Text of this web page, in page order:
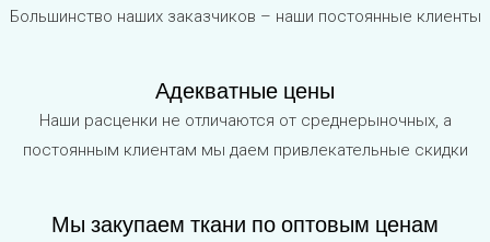
Большинство наших заказчиков – наши постоянные клиенты
Адекватные цены
Наши расценки не отличаются от среднерыночных, а
постоянным клиентам мы даем привлекательные скидки
Мы закупаем ткани по оптовым ценам